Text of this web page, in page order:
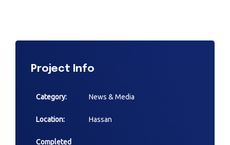
Project Info
Category: News & Media
Location: Hassan
Completed